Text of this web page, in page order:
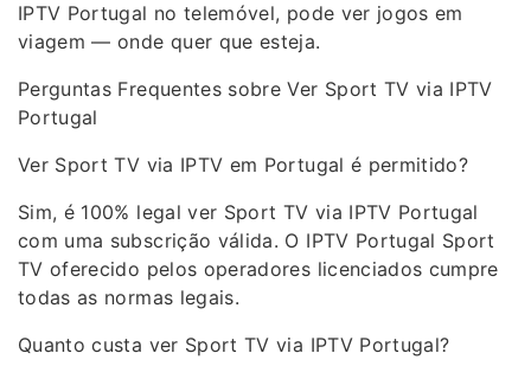
IPTV Portugal no telemóvel, pode ver jogos em
viagem — onde quer que esteja.
Perguntas Frequentes sobre Ver Sport TV via IPTV
Portugal
Ver Sport TV via IPTV em Portugal é permitido?
Sim, é 100% legal ver Sport TV via IPTV Portugal
com uma subscrição válida. O IPTV Portugal Sport
TV oferecido pelos operadores licenciados cumpre
todas as normas legais.
Quanto custa ver Sport TV via IPTV Portugal?